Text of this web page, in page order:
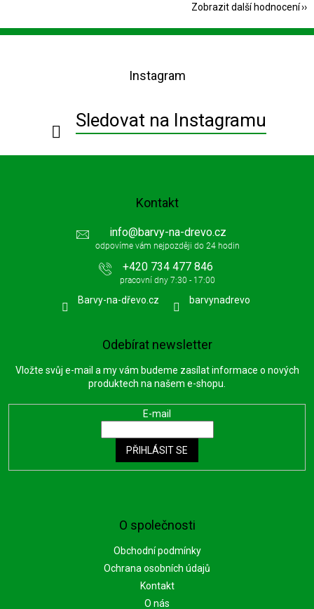
Zobrazit další hodnocení
Z
Instagram
Sledovat na Instagramu
O společnosti
Obchodní podmínky
Ochrana osobních údajů
Kontakt
O nás
Kontakt
info@barvy-na-drevo.cz
+420 734 477 846
Barvy-na-dřevo.cz barvynadrevo
Odebírat newsletter
Vložte svůj e-mail a my vám budeme zasílat informace o nových
produktech na našem e-shopu.
E-mail
PŘIHLÁSIT SE